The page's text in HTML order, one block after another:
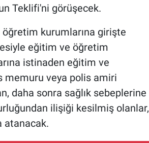
Teklifi'ni görüşecek.
kurumlarına girişte
eğitim ve öğretim
istinaden eğitim ve
memuru veya polis amiri
daha sonra sağlık sebeplerine
ilişiği kesilmiş olanlar,
atanacak.